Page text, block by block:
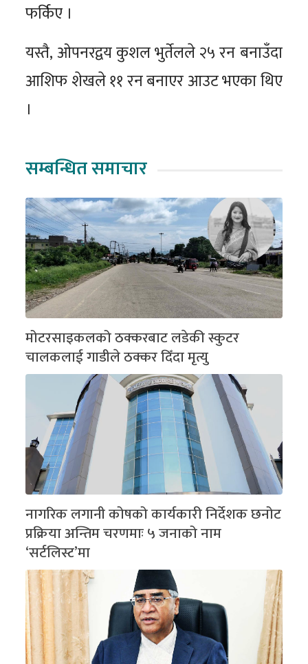
फर्किए ।
यस्तै, ओपनरद्वय कुशल भुर्तेलले २५ रन बनाउँदा
आशिफ शेखले ११ रन बनाएर आउट भएका थिए
।
सम्बन्धित समाचार
मोटरसाइकलको ठक्करबाट लडेकी स्कुटर
चालकलाई गाडीले ठक्कर दिँदा मृत्यु
नागरिक लगानी कोषको कार्यकारी निर्देशक छनोट
प्रक्रिया अन्तिम चरणमाः ५ जनाको नाम
‘सर्टलिस्ट’मा